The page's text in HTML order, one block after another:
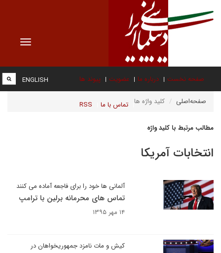
Toggle
صفحه نخست درباره ما عضویت پیوند ها
تماس با ما RSS
ENGLISH
صفحه‌اصلی کلید واژه ها
مطالب مرتبط با کلید واژه
انتخابات آمريكا
آلمانی ها خود را برای فاجعه آماده می کنند
تماس های محرمانه برلین با ترامپ
۱۴ مهر ۱۳۹۵
کیش و مات نامزد جمهوریخواهان در